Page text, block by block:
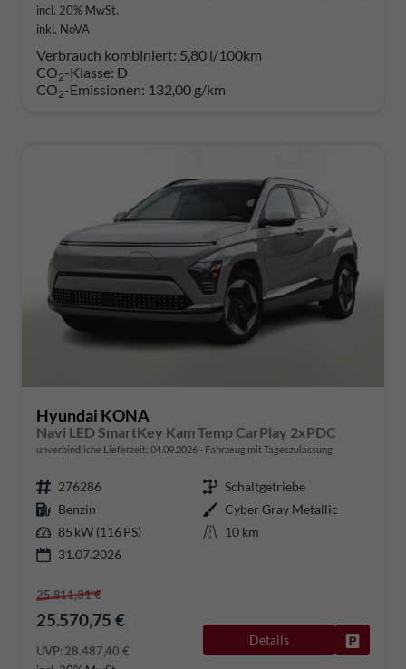
incl. 20% MwSt.
inkl. NoVA
Verbrauch kombiniert: 5,80 l/100km
CO2-Klasse: D
CO2-Emissionen: 132,00 g/km
Hyundai KONA
Navi LED SmartKey Kam Temp CarPlay 2xPDC
unverbindliche Lieferzeit: 04.09.2026 Fahrzeug mit Tageszulassung
276286
Schaltgetriebe
Benzin
Cyber Gray Metallic
85 kW (116 PS)
10 km
31.07.2026
25.811,31 €
25.570,75 €
UVP:28.487,40 €
Details